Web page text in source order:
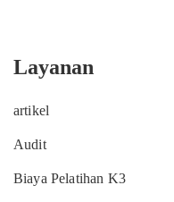
Layanan
artikel
Audit
Biaya Pelatihan K3